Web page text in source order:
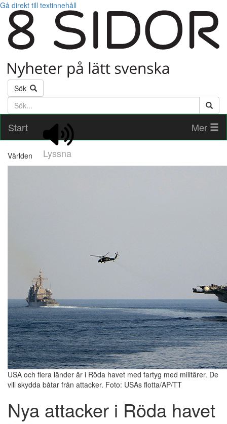
Gå direkt till textinnehåll
Sök
Söktext
Start
Lyssna
Mer
Världen
USA och flera länder är i Röda havet med fartyg med militärer. De
vill skydda båtar från attacker. Foto: USAs flotta/AP/TT
Nya attacker i Röda havet